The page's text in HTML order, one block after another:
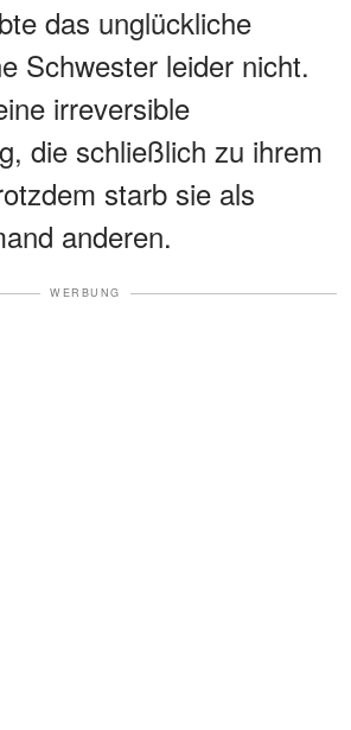
das unglückliche
Schwester leider nicht.
irreversible
die schließlich zu ihrem
starb sie als
anderen.
WERBUNG